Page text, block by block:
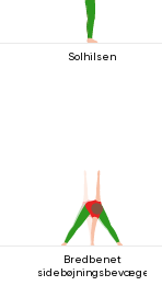
Solhilsen
Bredbenet
sidebøjningsbevægelse